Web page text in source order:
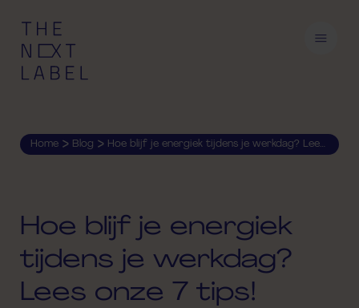
Home > Blog > Hoe blijf je energiek tijdens je werkdag? Lees onze 7 tips!
Hoe blijf je energiek
tijdens je werkdag?
Lees onze 7 tips!